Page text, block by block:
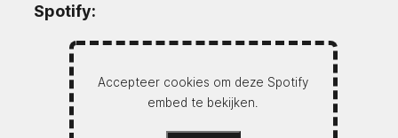
Spotify:
Accepteer cookies om deze Spotify
embed te bekijken.